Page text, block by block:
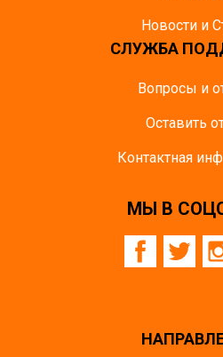
Новости и
СЛУЖБА
Вопросы и
Оставить
Контактная
МЫ В